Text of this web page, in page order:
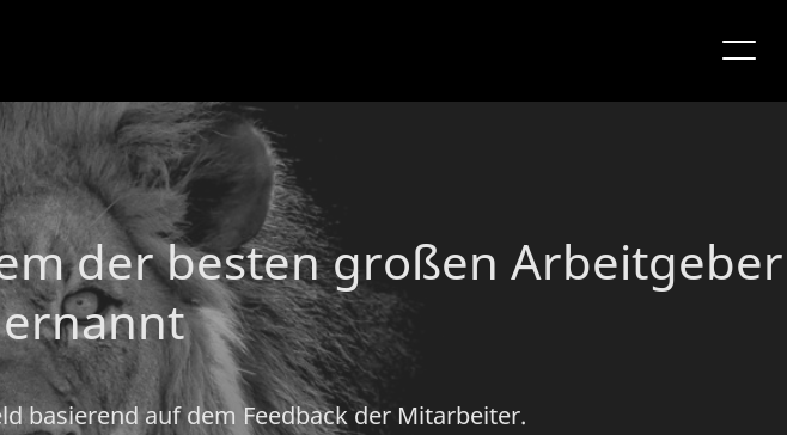
der besten großen Arbeitgeber
basierend auf dem Feedback der Mitarbeiter.